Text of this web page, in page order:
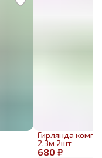
680 ₽
Гирлянда
2,3м 2шт